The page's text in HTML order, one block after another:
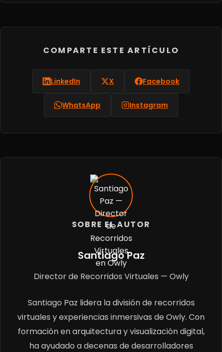
COMPARTE ESTE ARTÍCULO
LinkedIn X Facebook
WhatsApp Instagram
SOBRE EL AUTOR
Santiago Paz
Director de Recorridos Virtuales — Owly
Santiago Paz lidera la división de recorridos
virtuales y experiencias inmersivas de Owly. Con
formación en arquitectura y visualización digital,
ha ayudado a decenas de desarrolladores